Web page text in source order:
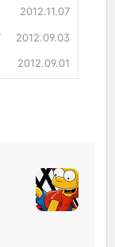
2012.11.07
2012.09.03
2012.09.01